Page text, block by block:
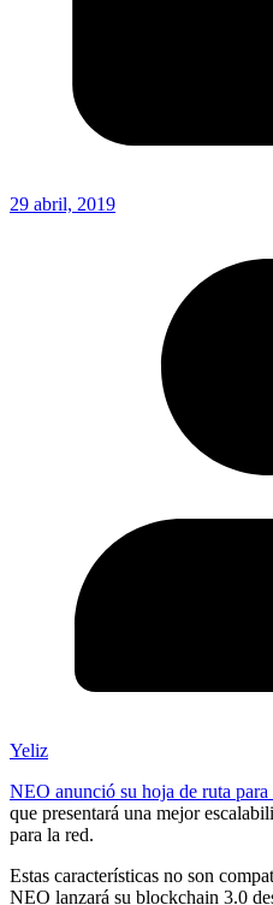
29 abril, 2019
Yeliz
NEO anunció su hoja de ruta
que presentará una mejor
para la red.
Estas características no son
NEO lanzará su blockchain 3.0